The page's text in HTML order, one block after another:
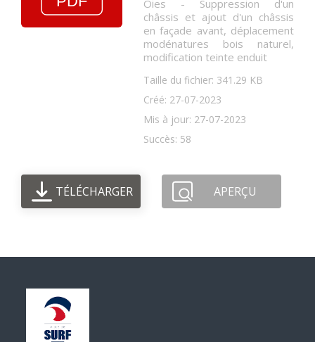
Oies - Suppression d'un
châssis et ajout d'un châssis
en façade avant, déplacement
modénatures bois naturel,
modification teinte enduit
Taille du fichier: 341.29 KB
Créé: 27-07-2023
Mis à jour: 27-07-2023
Succès: 58
TÉLÉCHARGER APERÇU